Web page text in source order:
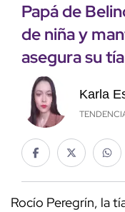
Papá de
de niña y
asegura su tía
Karla
Rocío Peregrín, la